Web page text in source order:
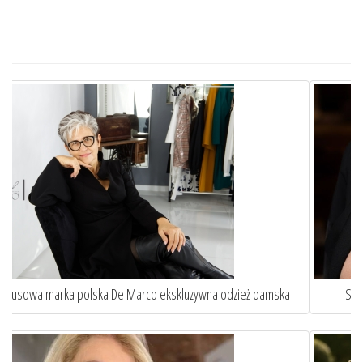
Sztuka idealnego dopasowania. Oto jak szycie na miarę ...